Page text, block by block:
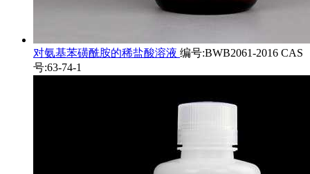
对氨基苯磺酰胺的稀盐酸溶液 编号:BWB2061-2016 CAS
号:63-74-1